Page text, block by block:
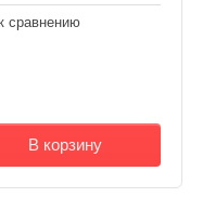
сравнению
В корзину